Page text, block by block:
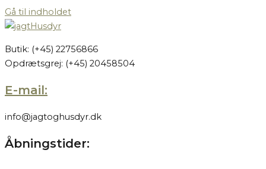
Gå til indholdet
Butik: (+45) 22756866
Opdrætsgrej: (+45) 20458504
E-mail:
info@jagtoghusdyr.dk
Åbningstider: